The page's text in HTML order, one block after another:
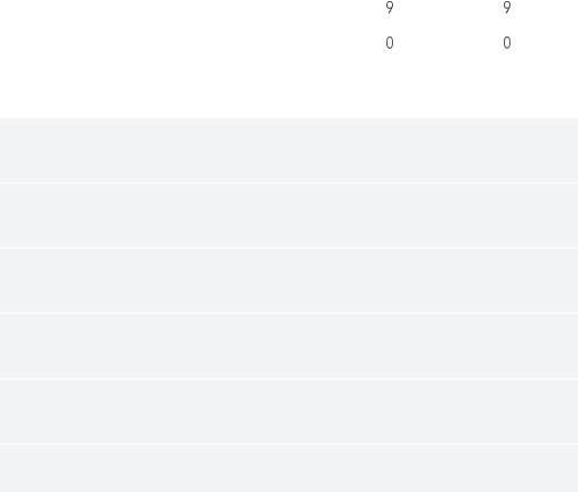
9 9
0 0